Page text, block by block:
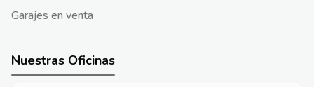
Garajes en venta
Nuestras Oficinas